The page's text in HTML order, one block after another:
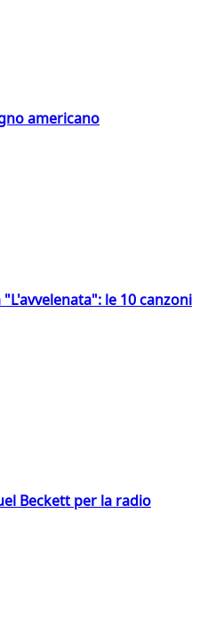
americano
le 10 canzoni
Beckett per la radio